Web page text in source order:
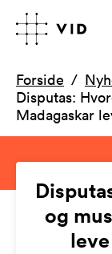
Forside
Disputas:
Madagaskar
og